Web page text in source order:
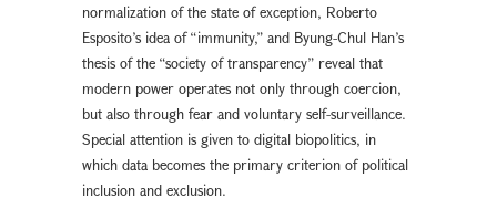
normalization of the state of exception, Roberto
Esposito’s idea of “immunity,” and Byung-Chul Han’s
thesis of the “society of transparency” reveal that
modern power operates not only through coercion,
but also through fear and voluntary self-surveillance.
Special attention is given to digital biopolitics, in
which data becomes the primary criterion of political
inclusion and exclusion.